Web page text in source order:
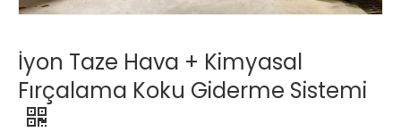
İyon Taze Hava + Kimyasal
Fırçalama Koku Giderme Sistemi